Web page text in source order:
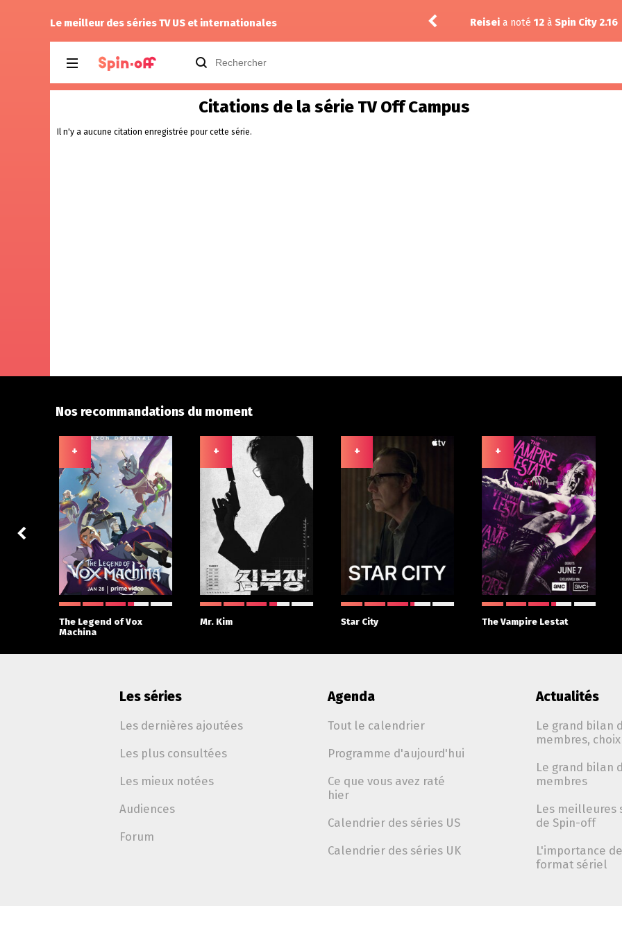
Le meilleur des séries TV US et internationales
Anna Reisei
Citations de la série TV Off Campus
Il n'y a aucune citation enregistrée pour cette série.
Nos recommandations du moment
+
The Legend of Vox
Machina
+
Mr. Kim
+
Star City
+
The Vampire Lestat
Les séries
Les dernières ajoutées
Les plus consultées
Les mieux notées
Audiences
Forum
Agenda
Tout le calendrier
Programme d'aujourd'hui
Ce que vous avez raté
hier
Calendrier des séries US
Calendrier des séries UK
Actualités
Le grand bilan
membres,
Le grand bilan
membres
Les meilleures
de Spin-off
L'importance
format sériel